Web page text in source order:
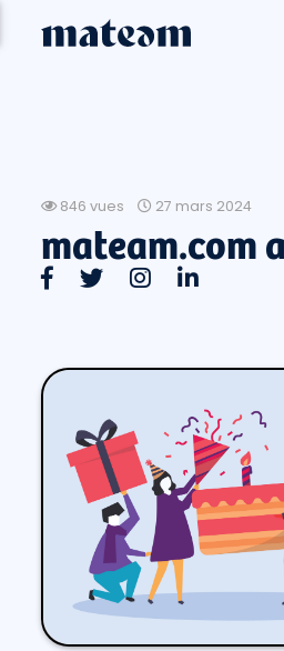
846 vues 27 mars 2024
mateam.com